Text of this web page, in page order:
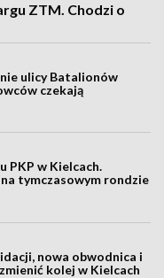
ZTM. Chodzi o
ulicy Batalionów
czekają
PKP w Kielcach.
tymczasowym rondzie
nowa obwodnica i
kolej w Kielcach